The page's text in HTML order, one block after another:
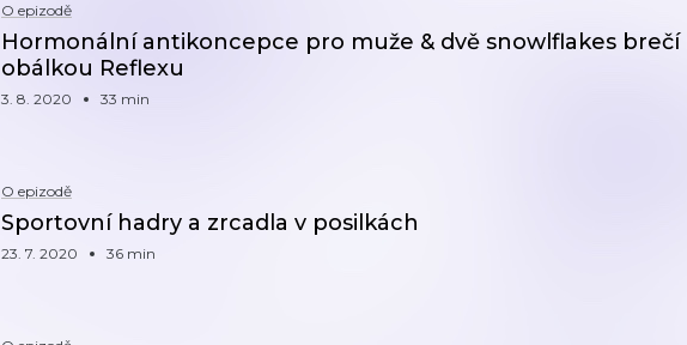
O epizodě
Hormonální antikoncepce pro muže & dvě snowlflakes brečí
obálkou Reflexu
3. 8. 2020 33 min
O epizodě
Sportovní hadry a zrcadla v posilkách
23. 7. 2020 36 min